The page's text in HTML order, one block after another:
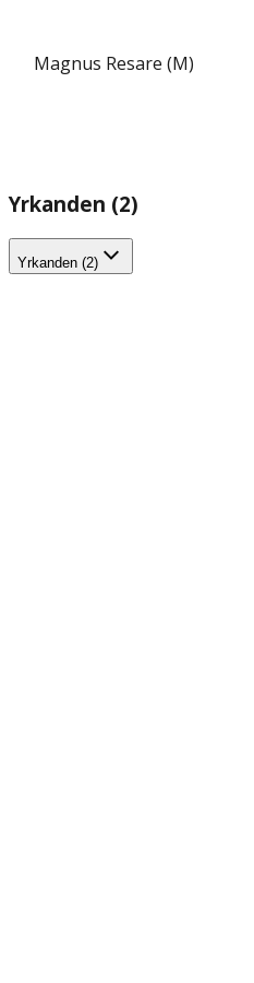
Magnus Resare (M)
Yrkanden (2)
Yrkanden (2)